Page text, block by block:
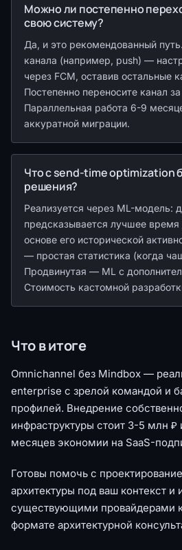
Можно ли постепенно
свою систему?
Да, и это рекомендованный
канала (например, push) —
через FCM, оставив остальные
Постепенно переносите канал
Параллельная работа 6-9
аккуратной миграции.
Что с send-time optimization
решения?
Реализуется через ML-модель:
предсказывается лучшее время
основе его исторической
— простая статистика (когда
Продвинутая — ML с
Стоимость кастомной
Что в итоге
Omnichannel без Mindbox —
enterprise с зрелой командой и
профилей. Внедрение
инфраструктуры стоит 3-5 млн ₽
месяцев экономии на SaaS-
Готовы помочь с
архитектуры под ваш контекст и
существующими провайдерами
формате архитектурной